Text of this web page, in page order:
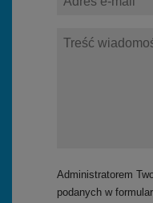
Administratorem
podanych w